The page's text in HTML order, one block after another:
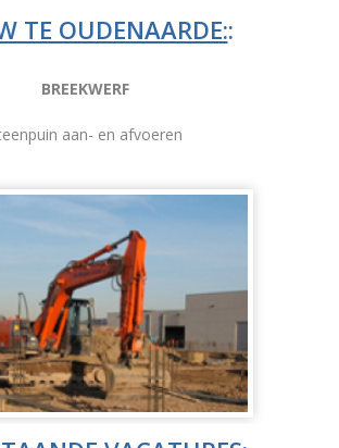
TE OUDENAARDE::
BREEKWERF
aan- en afvoeren